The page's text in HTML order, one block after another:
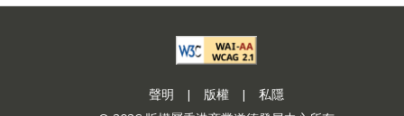
聲明 | 版權 |
私隱